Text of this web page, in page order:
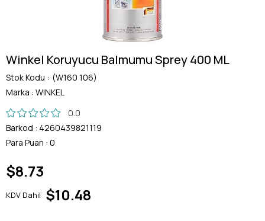
Winkel Koruyucu Balmumu Sprey 400 ML
Stok Kodu
(W160 106)
Marka : WINKEL
0.0
Barkod : 4260439821119
Para Puan : 0
$8.73
KDV Dahil $10.48